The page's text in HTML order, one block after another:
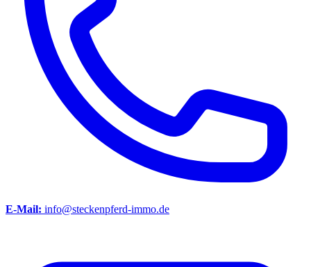
E-Mail: info@steckenpferd-immo.de